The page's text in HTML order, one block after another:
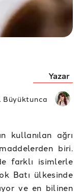
Yazar
Büyüktunca
kullanılan ağrı
biri.
farklı isimlerle
Batı ülkesinde
ve en bilinen